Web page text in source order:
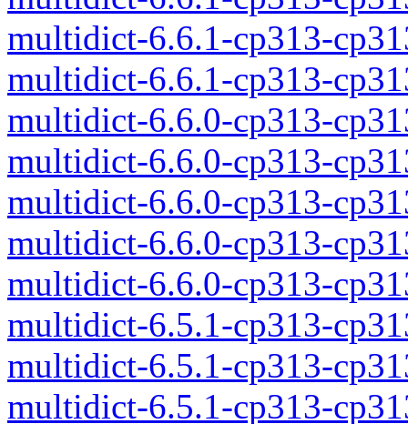
multidict-6.6.1-cp313-
multidict-6.6.1-cp313-
multidict-6.6.0-cp313-
multidict-6.6.0-cp313-
multidict-6.6.0-cp313-
multidict-6.6.0-cp313-
multidict-6.6.0-cp313-
multidict-6.5.1-cp313-
multidict-6.5.1-cp313-
multidict-6.5.1-cp313-